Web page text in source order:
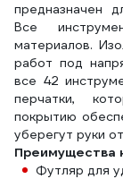
предназначен
Все
материалов.
работ под
все 42
перчатки,
покрытию
уберегут руки
Преимущества
Футляр для